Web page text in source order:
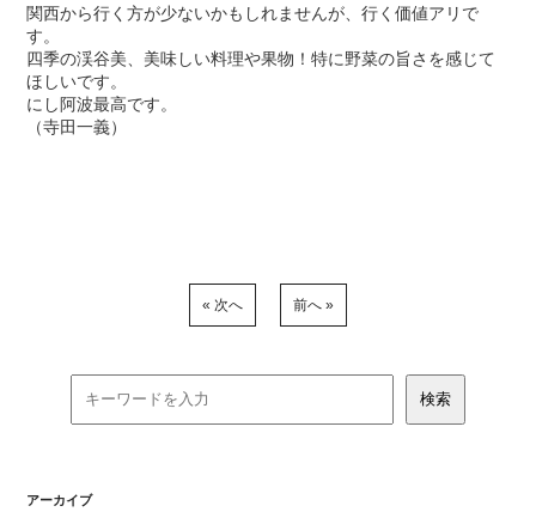
関西から行く方が少ないかもしれませんが、行く価値アリで
す。
四季の渓谷美、美味しい料理や果物！特に野菜の旨さを感じて
ほしいです。
にし阿波最高です。
（寺田一義）
« 次へ 前へ »
アーカイブ